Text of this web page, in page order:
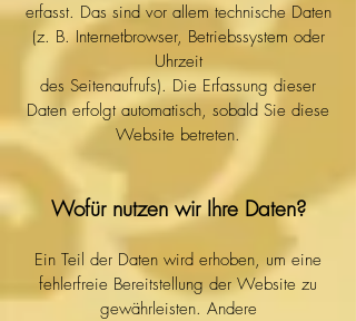
erfasst. Das sind vor allem technische Daten
(z. B. Internetbrowser, Betriebssystem oder
Uhrzeit
des Seitenaufrufs). Die Erfassung dieser
Daten erfolgt automatisch, sobald Sie diese
Website betreten.
Wofür nutzen wir Ihre Daten?
Ein Teil der Daten wird erhoben, um eine
fehlerfreie Bereitstellung der Website zu
gewährleisten. Andere